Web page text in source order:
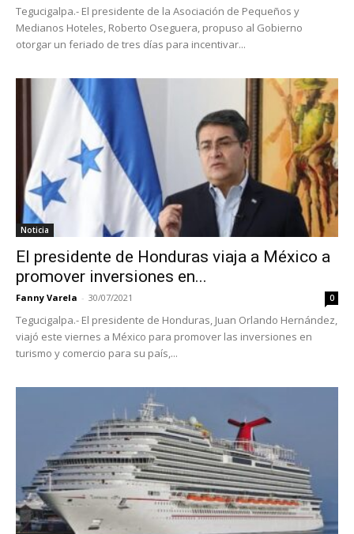
Tegucigalpa.- El presidente de la Asociación de Pequeños y
Medianos Hoteles, Roberto Oseguera, propuso al Gobierno
otorgar un feriado de tres días para incentivar...
Noticia
El presidente de Honduras viaja a México a
promover inversiones en...
Fanny Varela - 30/07/2021 0
Tegucigalpa.- El presidente de Honduras, Juan Orlando Hernández,
viajó este viernes a México para promover las inversiones en
turismo y comercio para su país,...